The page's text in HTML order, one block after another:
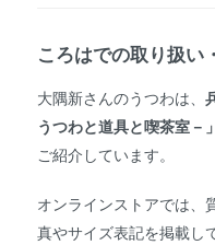
ころはでの取り扱い
大隅新さんのうつわは、
うつわと道具と喫茶室－」
ご紹介しています。
オンラインストアでは、
真やサイズ表記を掲載し